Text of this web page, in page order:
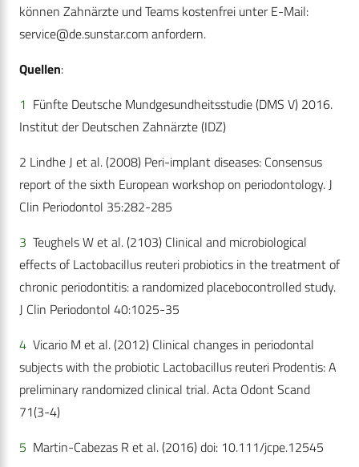
können Zahnärzte und Teams kostenfrei unter E-Mail:
service@de.sunstar.comanfordern.
Quellen:
1 Fünfte Deutsche Mundgesundheitsstudie (DMS V) 2016.
Institut der Deutschen Zahnärzte (IDZ)
2 Lindhe J et al. (2008) Peri-implant diseases: Consensus
report of the sixth European workshop on periodontology. J
Clin Periodontol 35:282-285
3 Teughels W et al. (2103) Clinical and microbiological
effects of Lactobacillus reuteri probiotics in the treatment of
chronic periodontitis: a randomized placebocontrolled study.
J Clin Periodontol 40:1025-35
4 Vicario M et al. (2012) Clinical changes in periodontal
subjects with the probiotic Lactobacillus reuteri Prodentis: A
preliminary randomized clinical trial. Acta Odont Scand
71(3-4)
5 Martin-Cabezas R et al. (2016) doi: 10.111/jcpe.12545